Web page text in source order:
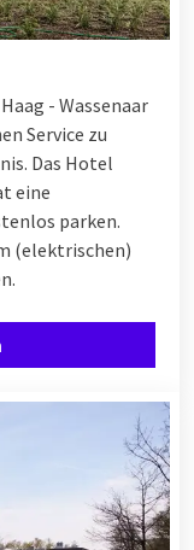
- Wassenaar
Service zu
Das Hotel
eine
parken.
(elektrischen)